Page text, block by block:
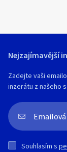
Nejzajímavější
Zadejte vaši
inzerátu z našeho
Souhlasím s